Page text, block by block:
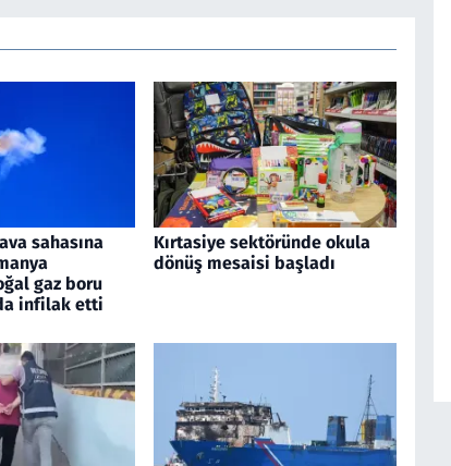
sahasına
gaz boru
infilak etti
Kırtasiye sektöründe okula
dönüş mesaisi başladı